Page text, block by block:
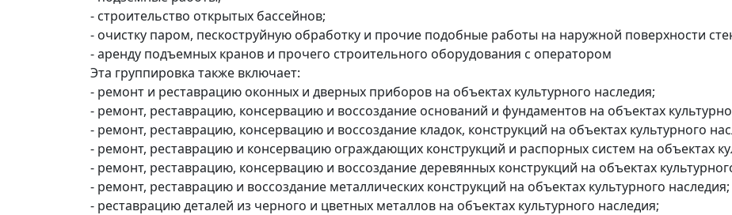
- строительство открытых бассейнов;
- очистку паром, пескоструйную обработку и прочие подобные работы на наружной поверхности
- аренду подъемных кранов и прочего строительного оборудования с оператором
Эта группировка также включает:
- ремонт и реставрацию оконных и дверных приборов на объектах культурного наследия;
- ремонт, реставрацию, консервацию и воссоздание оснований и фундаментов на объектах
- ремонт, реставрацию, консервацию и воссоздание кладок, конструкций на объектах культурного
- ремонт, реставрацию и консервацию ограждающих конструкций и распорных систем на объектах
- ремонт, реставрацию, консервацию и воссоздание деревянных конструкций на объектах
- ремонт, реставрацию и воссоздание металлических конструкций на объектах культурного наследия;
- реставрацию деталей из черного и цветных металлов на объектах культурного наследия;